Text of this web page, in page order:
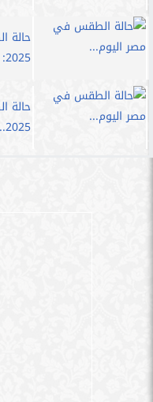
2025: ارتفاع تدريجي في...
2025.. طقس دافئ إلى...